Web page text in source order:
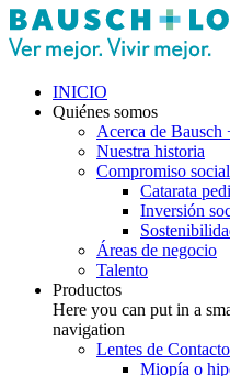
INICIO
Quiénes somos
Acerca de Bausch
Nuestra historia
Compromiso social
Catarata
Inversión
Áreas de negocio
Talento
Productos
Here you can put in a
navigation
Lentes de Contacto
Miopía o